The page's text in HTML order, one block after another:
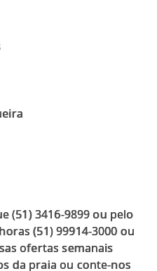
(51) 3416-9899 ou pelo
(51) 99914-3000 ou
ofertas semanais
da praia ou conte-nos